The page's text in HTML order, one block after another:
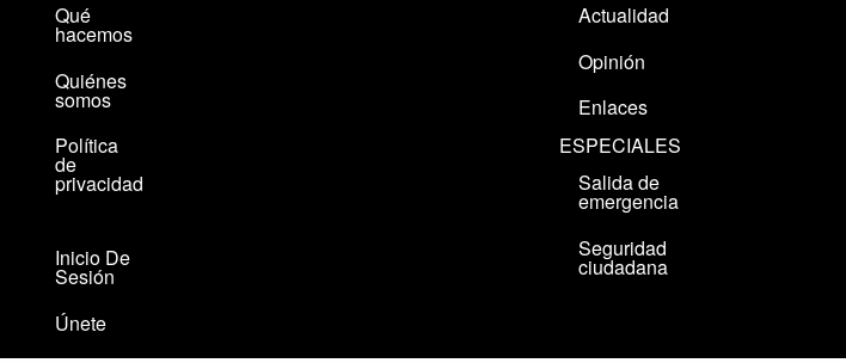
Qué
hacemos
Quiénes
somos
Política
de
privacidad
Inicio De
Sesión
Únete
Actualidad
Opinión
Enlaces
ESPECIALES
Salida de
emergencia
Seguridad
ciudadana